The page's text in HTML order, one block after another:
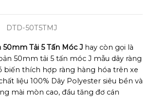
DTD-50T5TMJ
50mm Tải 5 Tấn Móc J hay còn gọi là
50mm tải 5 tấn móc J mẫu dây ràng
biến thích hợp ràng hàng hóa trên xe
liệu 100% Dây Polyester siêu bền và
mài mòn cao, đầu tăng đơ cán